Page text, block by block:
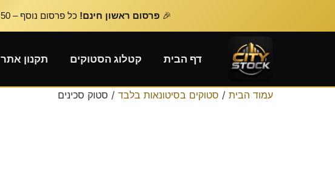
🎉 פרסום ראשון חינם! כל פרסום נוסף – ₪50 · 📲 הצטרפו לקבוצת הסוחרים והיבואנים הסגורה
דף הבית קטלוג הסטוקים תקנון אתר
עמוד הבית / סטוקים בסיטונאות בלבד / סטוק סכינים